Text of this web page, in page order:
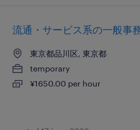
流通・サービス系の一般事
東京都品川区, 東京都
temporary
¥1650.00 per hour